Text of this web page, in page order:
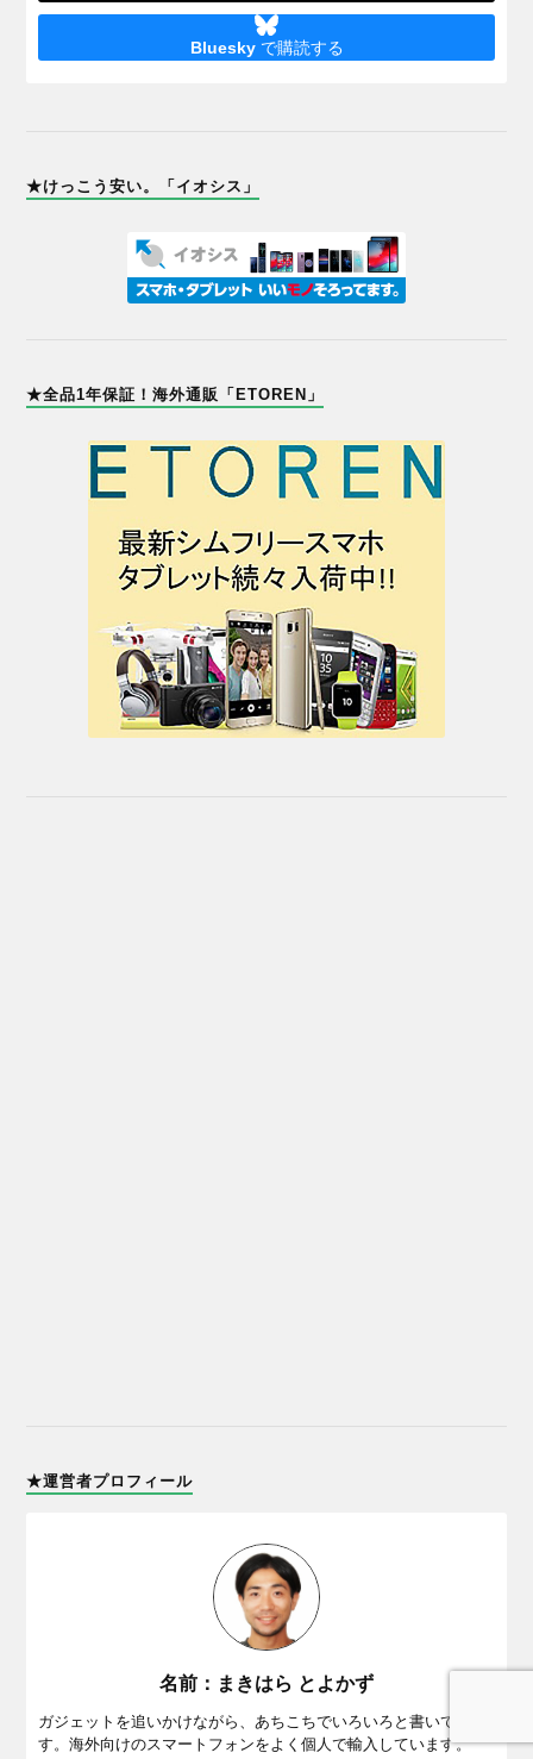
Blueskyで購読する
★けっこう安い。「イオシス」
★全品1年保証！海外通販「ETOREN」
★運営者プロフィール
名前：まきはら とよかず
ガジェットを追いかけながら、あちこちでいろいろと書いていま
す。海外向けのスマートフォンをよく個人で輸入しています。